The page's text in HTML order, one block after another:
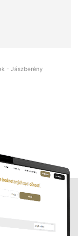
- Jászberény